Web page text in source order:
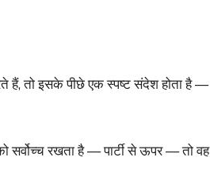
हैं, तो इसके पीछे एक स्पष्ट संदेश होता है —
सर्वोच्च रखता है — पार्टी से ऊपर — तो वह